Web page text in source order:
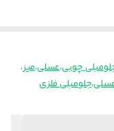
چوبی،عسلی،میز،
،جلومبلی فلزی